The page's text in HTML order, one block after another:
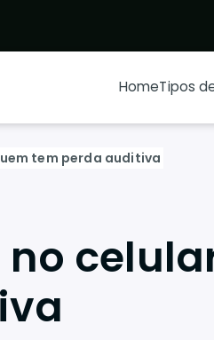
HomeTipos
tem perda auditiva